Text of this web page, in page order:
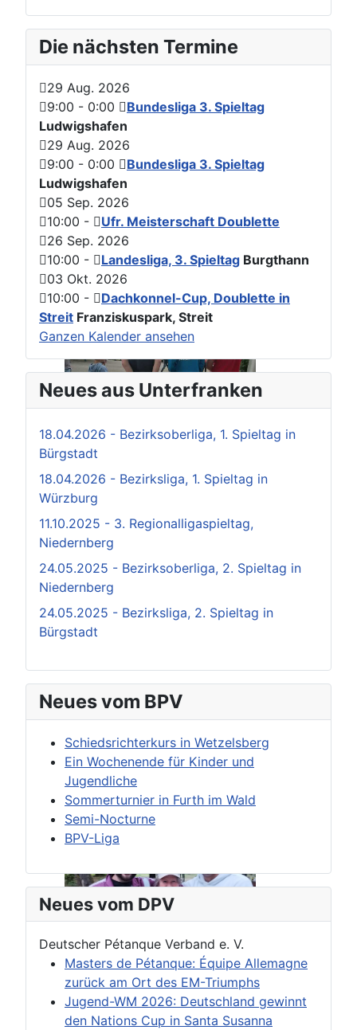
Die nächsten Termine
29 Aug. 2026
9:00 - 0:00
Bundesliga 3. Spieltag
Ludwigshafen
29 Aug. 2026
9:00 - 0:00
Bundesliga 3. Spieltag
Ludwigshafen
05 Sep. 2026
10:00 -
Ufr. Meisterschaft Doublette
26 Sep. 2026
10:00 - Landesliga, 3. Spieltag Burgthann
03 Okt. 2026
10:00 -
Dachkonnel-Cup, Doublette in
Streit Franziskuspark, Streit
Ganzen Kalender ansehen
Neues aus Unterfranken
18.04.2026 - Bezirksoberliga, 1. Spieltag in
Bürgstadt
18.04.2026 - Bezirksliga, 1. Spieltag in
Würzburg
11.10.2025 - 3. Regionalligaspieltag,
Niedernberg
24.05.2025 - Bezirksoberliga, 2. Spieltag in
Niedernberg
24.05.2025 - Bezirksliga, 2. Spieltag in
Bürgstadt
Neues vom BPV
Schiedsrichterkurs in Wetzelsberg
Ein Wochenende für Kinder und
Jugendliche
Sommerturnier in Furth im Wald
Semi-Nocturne
BPV-Liga
Neues vom DPV
Deutscher Pétanque Verband e. V.
Masters de Pétanque: Équipe Allemagne
zurück am Ort des EM-Triumphs
Jugend-WM 2026: Deutschland gewinnt
den Nations Cup in Santa Susanna